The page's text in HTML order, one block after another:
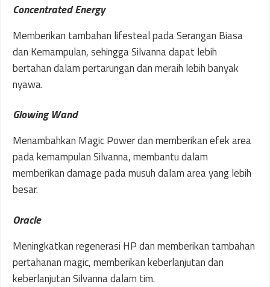
Concentrated Energy
Memberikan tambahan lifesteal pada Serangan Biasa
dan Kemampulan, sehingga Silvanna dapat lebih
bertahan dalam pertarungan dan meraih lebih banyak
nyawa.
Glowing Wand
Menambahkan Magic Power dan memberikan efek area
pada kemampulan Silvanna, membantu dalam
memberikan damage pada musuh dalam area yang lebih
besar.
Oracle
Meningkatkan regenerasi HP dan memberikan tambahan
pertahanan magic, memberikan keberlanjutan dan
keberlanjutan Silvanna dalam tim.